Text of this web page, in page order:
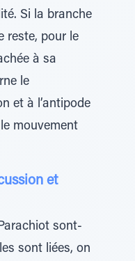
Si la branche
reste, pour le
à sa
le
et à l’antipode
mouvement
et
sont-
sont liées, on